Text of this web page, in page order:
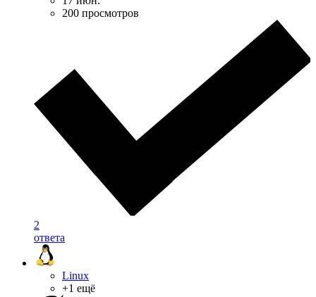
200 просмотров
2
ответа
Linux
+1 ещё